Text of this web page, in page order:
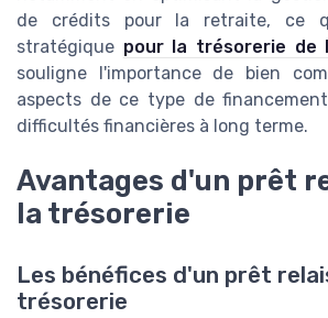
de crédits pour la retraite, ce
stratégique pour la trésorerie de
souligne l'importance de bien
aspects de ce type de
difficultés financières à long terme.
Avantages d'un prêt
la trésorerie
Les bénéfices d'un prêt
trésorerie